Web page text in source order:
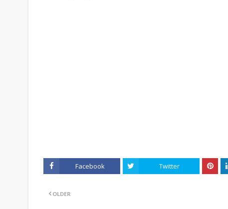
Facebook Twitter
OLDER